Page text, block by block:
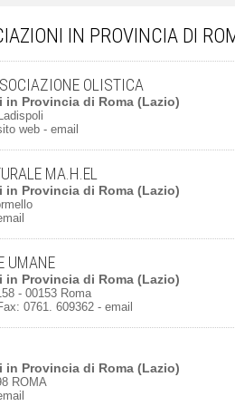
IN PROVINCIA DI
OLISTICA
in Provincia di Roma (Lazio)
web - email
MA.H.EL
in Provincia di Roma (Lazio)
UMANE
in Provincia di Roma (Lazio)
- 00153 Roma
0761. 609362 - email
in Provincia di Roma (Lazio)
ROMA